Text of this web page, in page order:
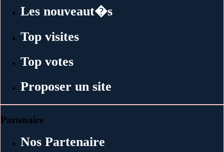
Les nouveaut�s
Top visites
Top votes
Proposer un site
Partenaire
Nos Partenaire